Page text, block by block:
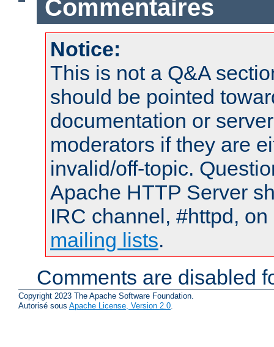
Commentaires
Notice:
This is not a Q&A
should be pointed
documentation or
moderators if they are
invalid/off-topic.
Apache HTTP Server
IRC channel, #httpd,
mailing lists.
Comments are disabled
Copyright 2023 The Apache Software Foundation.
Autorisé sous Apache License, Version 2.0.